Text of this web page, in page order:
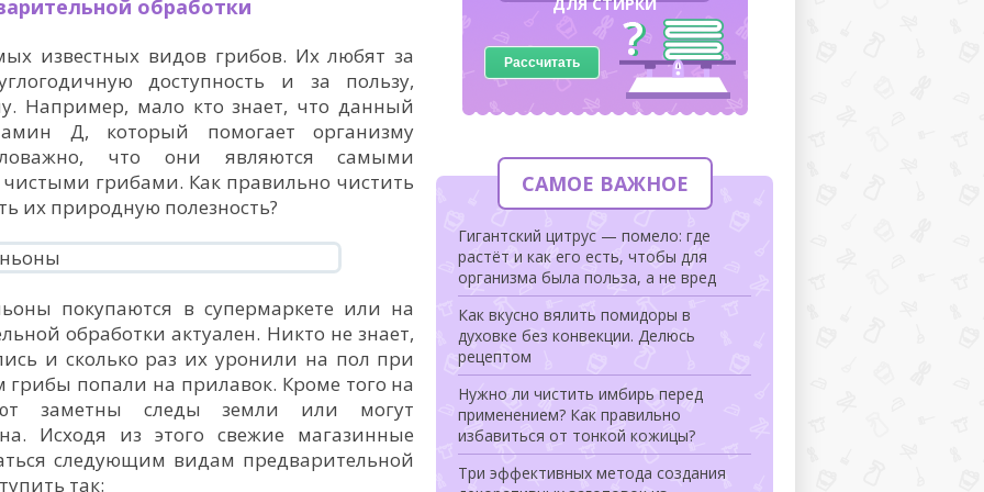
обработки
известных видов грибов. Их любят за
доступность и за пользу,
Например, мало кто знает, что данный
Д, который помогает организму
что они являются самыми
грибами. Как правильно чистить
их природную полезность?
покупаются в супермаркете или на
обработки актуален. Никто не знает,
и сколько раз их уронили на пол при
грибы попали на прилавок. Кроме того на
заметны следы земли или могут
Исходя из этого свежие магазинные
следующим видам предварительной
так:
Рассчитать
САМОЕ ВАЖНОЕ
Гигантский цитрус — помело: где
растёт и как его есть, чтобы для
организма была польза, а не вред
Как вкусно вялить помидоры в
духовке без конвекции. Делюсь
рецептом
Нужно ли чистить имбирь перед
применением? Как правильно
избавиться от тонкой кожицы?
Три эффективных метода создания